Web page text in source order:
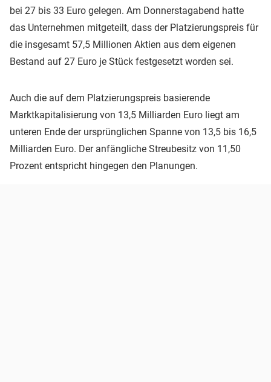
bei 27 bis 33 Euro gelegen. Am Donnerstagabend hatte
das Unternehmen mitgeteilt, dass der Platzierungspreis für
die insgesamt 57,5 Millionen Aktien aus dem eigenen
Bestand auf 27 Euro je Stück festgesetzt worden sei.
Auch die auf dem Platzierungspreis basierende
Marktkapitalisierung von 13,5 Milliarden Euro liegt am
unteren Ende der ursprünglichen Spanne von 13,5 bis 16,5
Milliarden Euro. Der anfängliche Streubesitz von 11,50
Prozent entspricht hingegen den Planungen.